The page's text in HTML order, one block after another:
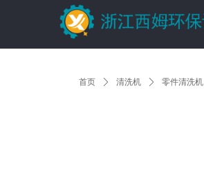
首页 ꄲ 清洗机 ꄲ 零件清洗机